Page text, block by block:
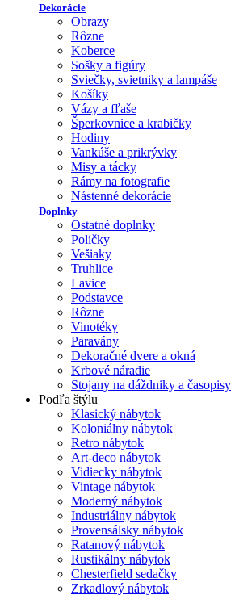
Dekorácie
Obrazy
Rôzne
Koberce
Sošky a figúry
Sviečky, svietniky a lampáše
Košíky
Vázy a fľaše
Šperkovnice a krabičky
Hodiny
Vankúše a prikrývky
Misy a tácky
Rámy na fotografie
Nástenné dekorácie
Doplnky
Ostatné doplnky
Poličky
Vešiaky
Truhlice
Lavice
Podstavce
Rôzne
Vinotéky
Paravány
Dekoračné dvere a okná
Krbové náradie
Stojany na dáždniky a časopisy
Podľa štýlu
Klasický nábytok
Koloniálny nábytok
Retro nábytok
Art-deco nábytok
Vidiecky nábytok
Vintage nábytok
Moderný nábytok
Industriálny nábytok
Provensálsky nábytok
Ratanový nábytok
Rustikálny nábytok
Chesterfield sedačky
Zrkadlový nábytok